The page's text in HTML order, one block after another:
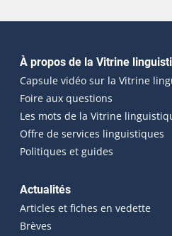
Navigation
À propos de la Vitrine
Capsule vidéo sur la Vitrine
Foire aux questions
Les mots de la Vitrine
Offre de services linguistiques
Politiques et guides
Actualités
Articles et fiches en vedette
Brèves